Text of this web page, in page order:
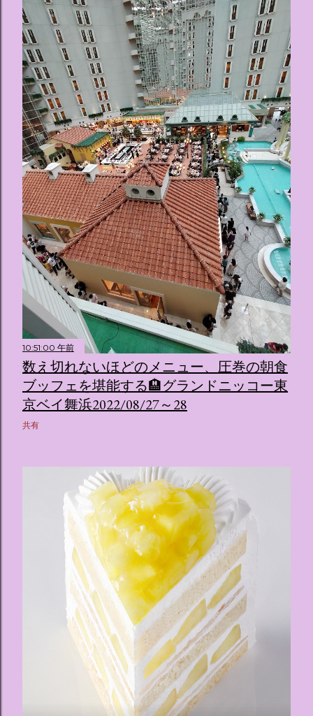
10:51:00 午前
数え切れないほどのメニュー、圧巻の朝食
ブッフェを堪能する🏨グランドニッコー東
京ベイ舞浜2022/08/27～28
共有